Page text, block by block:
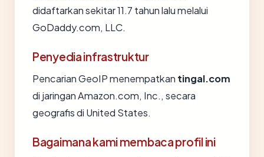
didaftarkan sekitar 11.7 tahun lalu melalui
GoDaddy.com, LLC.
Penyedia infrastruktur
Pencarian GeoIP menempatkan tingal.com
di jaringan Amazon.com, Inc., secara
geografis di United States.
Bagaimana kami membaca profil ini